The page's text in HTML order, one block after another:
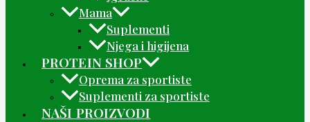
Mama
Suplementi
Njega i higijena
PROTEIN SHOP
Oprema za sportiste
Suplementi za sportiste
NAŠI PROIZVODI